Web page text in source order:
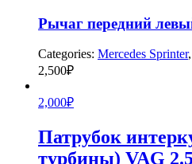
Рычаг передний
Categories: Mercedes Sprinter,
2,500₽
2,000₽
Патрубок
турбины) VAG